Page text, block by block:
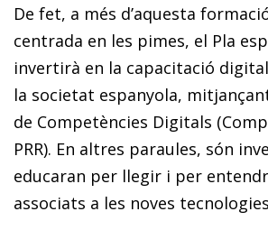
De fet, a més d’aquesta
centrada en les pimes, el Pla
invertirà en la capacitació
la societat espanyola,
de Competències Digitals
PRR). En altres paraules, són
educaran per llegir i per
associats a les noves